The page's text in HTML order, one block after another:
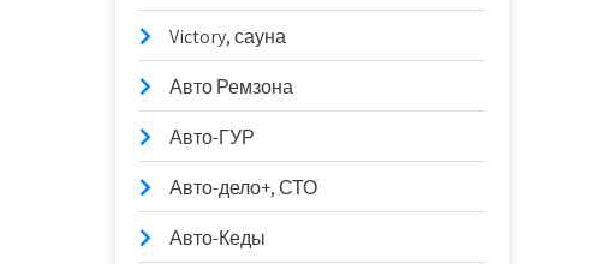
Victory, сауна
Авто Ремзона
Авто-ГУР
Авто-дело+, СТО
Авто-Кеды